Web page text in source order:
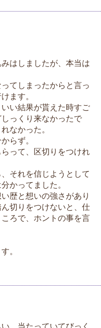
はしましたが、本当は
てしまったからと言っ
ます。
い結果が貰えた時すご
っくり来なかったで
なかった。
らず。
って、区切りをつけれ
それを信じようとして
かってました。
歴と想いの強さがあり
切りをつけないと、仕
ろで、ホントの事を言
。
、当たっていてびっく